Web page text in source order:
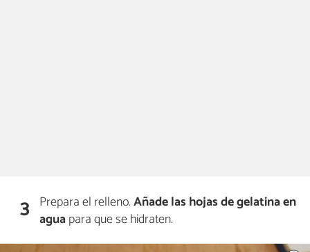
3 Prepara el relleno.Añade las hojas de gelatina en
aguapara que se hidraten.